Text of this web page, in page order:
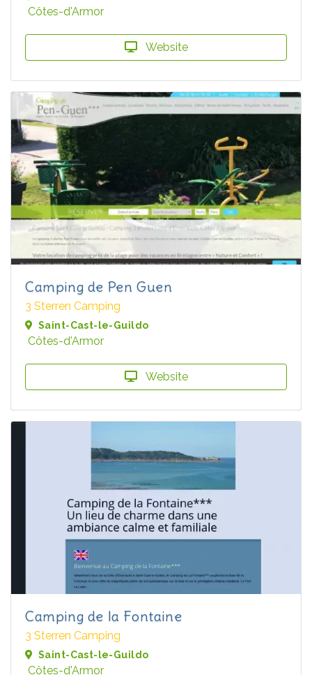
Côtes-d'Armor
Website
Camping de Pen Guen
3 Sterren Camping
Saint-Cast-le-Guildo
Côtes-d'Armor
Website
Camping de la Fontaine
3 Sterren Camping
Saint-Cast-le-Guildo
Côtes-d'Armor